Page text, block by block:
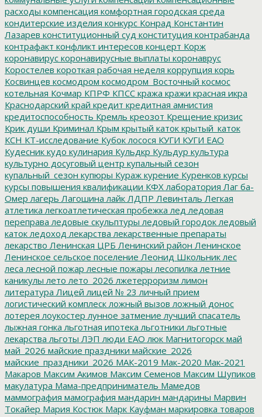
расходы компенсация комфортная городская среда
кондитерские изделия конкурс Конрад Константин
Лазарев конституционный суд конституция контрабанда
контрафакт конфликт интересов концерт Корж
коронавирус коронавирусные выплаты коронаврус
Коростелев короткая рабочая неделя коррупция корь
Косвинцев космодром космодром_Восточный космос
котельная Кочмар КПРФ КПСС кража кражи красная икра
Краснодарский край кредит кредитная амнистия
кредитоспособность Кремль креозот Крещение кризис
Крик души Криминал Крым крытый каток крытый_каток
КСН КТ-исследование Кубок лосося КУГИ КУГИ ЕАО
Кудесник кудо кулинария Кульдкр Кульдур культура
культурно досуговый центр купальный сезон
купальный_сезон купюры Кураж курение Куренков курсы
курсы повышения квалификации КФХ лаборатория Лаг ба-
Омер лагерь Лагошина лайк ЛДПР Левинталь Легкая
атлетика легкоатлетическая пробежка лед ледовая
переправа ледовые скульптуры ледовый городок ледовый
каток ледоход лекарства лекарственные препараты
лекарство Ленинская ЦРБ Ленинский район Ленинское
Ленинское сельское поселение Леонид Школьник лес
леса лесной пожар лесные пожары лесопилка летние
каникулы лето лето_2026 лжетерроризм лимон
литература Лицей лицей № 23 личный прием
логистический комплеск ложный вызов ложный донос
лотерея лоукостер лунное затмение лучший спасатель
лыжная гонка льготная ипотека льготники льготные
лекарства льготы ЛЭП люди ЕАО люк Магнитогорск май
май_2026 майские праздники майские_2026
майские_праздники_2026 МАК-2019 Мак-2020 Мак-2021
Макаров Максим Акимов Максим Семенов Максим Шупиков
макулатура Мама-предприниматель Мамедов
маммография мамография мандарин мандарины Марвин
Токайер Мария Костюк Марк Кауфман маркировка товаров